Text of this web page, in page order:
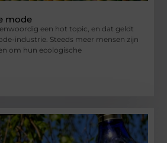
mode
een hot topic, en dat geldt
industrie. Steeds meer mensen zijn
om hun ecologische